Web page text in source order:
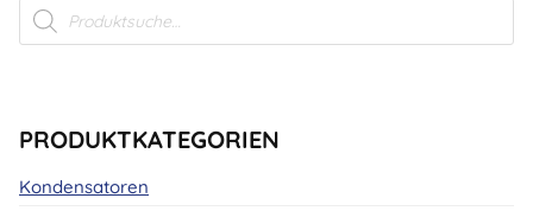
Products
search
PRODUKTKATEGORIEN
Kondensatoren